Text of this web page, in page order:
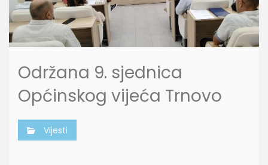
Održana 9. sjednica
Općinskog vijeća Trnovo
Vijesti